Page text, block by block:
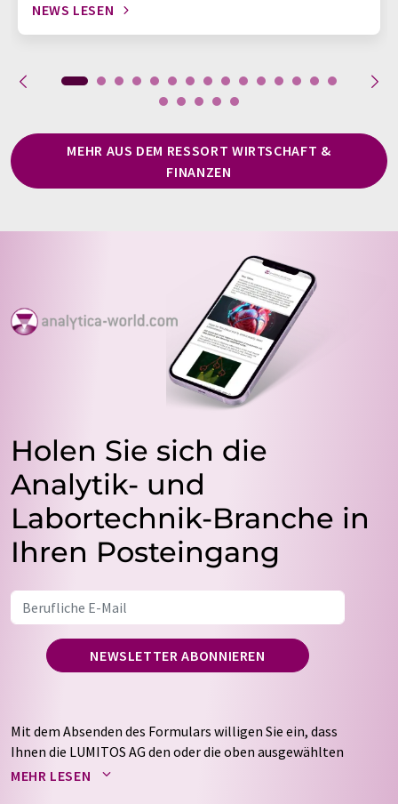
NEWS LESEN
MEHR AUS DEM RESSORT WIRTSCHAFT &
FINANZEN
Holen Sie sich die
Analytik- und
Labortechnik-Branche in
Ihren Posteingang
NEWSLETTER ABONNIEREN
Mit dem Absenden des Formulars willigen Sie ein, dass
Ihnen die LUMITOS AG den oder die oben ausgewählten
Newsletter per E-Mail zusendet. Ihre Daten werden
MEHR LESEN